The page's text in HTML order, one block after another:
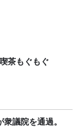
茶もぐもぐ
衆議院を通過。